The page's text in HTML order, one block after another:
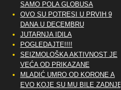
SAMO POLA GLOBUSA
OVO SU POTRESI U PRVIH 9
DANA U DECEMBRU
JUTARNJA IDILA
POGLEDAJTE!!!!
SEIZMOLOŠKA AKTIVNOST JE
VEĆA OD PRIKAZANE
MLADIĆ UMRO OD KORONE A
EVO KOJE SU MU BILE ZADNJE